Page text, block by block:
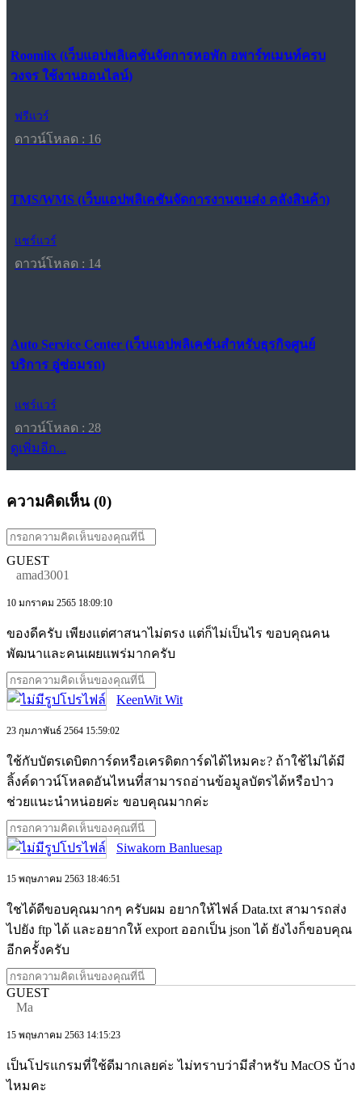
Roomlix (เว็บแอปพลิเคชันจัดการหอพัก อพาร์ทเมนท์ครบ
วงจร ใช้งานออนไลน์)
ฟรีแวร์
ดาวน์โหลด : 16
TMS/WMS (เว็บแอปพลิเคชันจัดการงานขนส่ง คลังสินค้า)
แชร์แวร์
ดาวน์โหลด : 14
Auto Service Center (เว็บแอปพลิเคชันสำหรับธุรกิจศูนย์
บริการ อู่ซ่อมรถ)
แชร์แวร์
ดาวน์โหลด : 28
ดูเพิ่มอีก...
ความคิดเห็น (0)
GUEST
amad3001
10 มกราคม 2565 18:09:10
ของดีครับ เพียงแต่ศาสนาไม่ตรง แต่ก็ไม่เป็นไร ขอบคุณคน
พัฒนาและคนเผยแพร่มากครับ
KeenWit Wit
23 กุมภาพันธ์ 2564 15:59:02
ใช้กับบัตรเดบิตการ์ดหรือเครดิตการ์ดได้ไหมคะ? ถ้าใช้ไม่ได้มี
ลิ้งค์ดาวน์โหลดอันไหนที่สามารถอ่านข้อมูลบัตรได้หรือป่าว
ช่วยแนะนำหน่อยค่ะ ขอบคุณมากค่ะ
Siwakorn Banluesap
15 พฤษภาคม 2563 18:46:51
ใชได้ดีขอบคุณมากๆ ครับผม อยากให้ไฟล์ Data.txt สามารถส่ง
ไปยัง ftp ได้ และอยากให้ export ออกเป็น json ได้ ยังไงก็ขอบคุณ
อีกครั้งครับ
GUEST
Ma
15 พฤษภาคม 2563 14:15:23
เป็นโปรแกรมที่ใช้ดีมากเลยค่ะ ไม่ทราบว่ามีสำหรับ MacOS บ้าง
ไหมคะ